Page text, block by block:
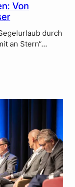
Von
durch
an Stern“…